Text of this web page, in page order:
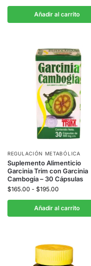
Añadir al carrito
REGULACIÓN METABÓLICA
Suplemento Alimenticio
Garcinia Trim con Garcinia
Cambogia – 30 Cápsulas
$165.00 - $195.00
Añadir al carrito